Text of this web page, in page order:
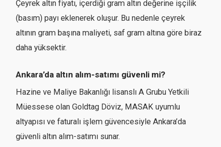
Çeyrek altın fiyatı, içerdiği gram altın değerine işçilik
(basım) payı eklenerek oluşur. Bu nedenle çeyrek
altının gram başına maliyeti, saf gram altına göre biraz
daha yüksektir.
Ankara’da altın alım-satımı güvenli mi?
Hazine ve Maliye Bakanlığı lisanslı A Grubu Yetkili
Müessese olan Goldtag Döviz, MASAK uyumlu
altyapısı ve faturalı işlem güvencesiyle Ankara’da
güvenli altın alım-satımı sunar.